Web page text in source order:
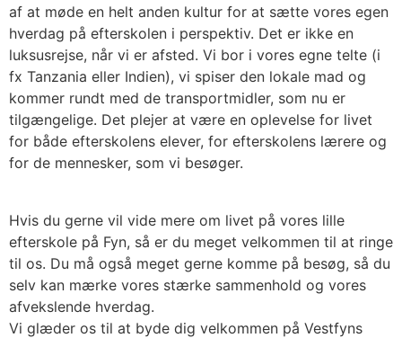
af at møde en helt anden kultur for at sætte vores egen
hverdag på efterskolen i perspektiv. Det er ikke en
luksusrejse, når vi er afsted. Vi bor i vores egne telte (i
fx Tanzania eller Indien), vi spiser den lokale mad og
kommer rundt med de transportmidler, som nu er
tilgængelige. Det plejer at være en oplevelse for livet
for både efterskolens elever, for efterskolens lærere og
for de mennesker, som vi besøger.
Hvis du gerne vil vide mere om livet på vores lille
efterskole på Fyn, så er du meget velkommen til at ringe
til os. Du må også meget gerne komme på besøg, så du
selv kan mærke vores stærke sammenhold og vores
afvekslende hverdag.
Vi glæder os til at byde dig velkommen på Vestfyns